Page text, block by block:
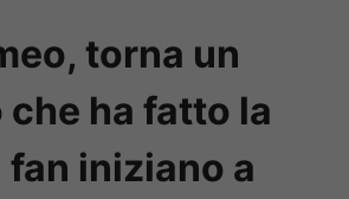
torna un
che ha fatto la
fan iniziano a